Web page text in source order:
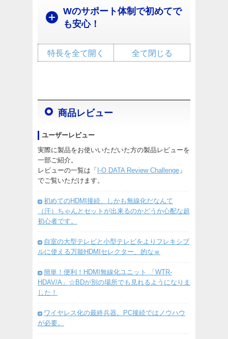
Wのサポート体制で初めてで
も安心！
全て閉じる
特長を全て開く
商品レビュー
ユーザーレビュー
実際に製品をお使いいただいた方の製品レビューを
一部ご紹介。
レビューの一覧は「 I-O DATA Review Challenge 」
でご覧いただけます。
初めてのHDMI接続、しかも無線化だなんて
（汗）ちゃんとセットが出来るのかどうか心配な超
初心者です。
自室の大型テレビと小型テレビをよりフレキシブ
ルに使える万能HDMIセレクター、的なｗ
簡単！便利！HDMI無線化ユニット 「WTR-
HDAV/A」☆BDが別の場所でも見れるようになりま
した！
ワイヤレス化の最終兵器。PC接続ではノウハウ
が必要。